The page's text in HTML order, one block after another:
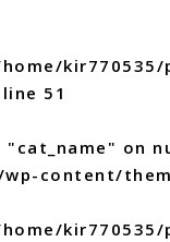
kir770535/
51
on
content/
kir770535/